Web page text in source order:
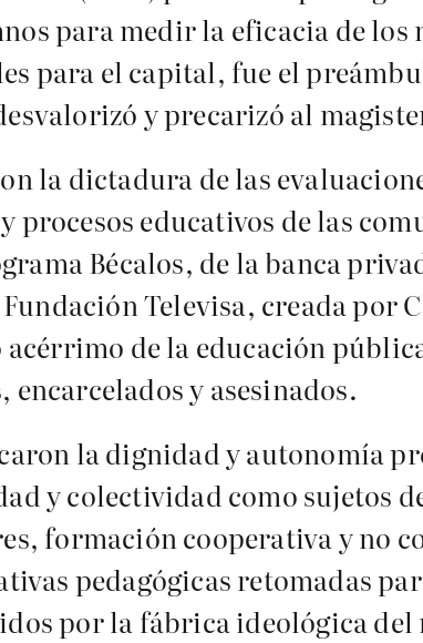
para medir la eficacia de los
para el capital, fue el
y precarizó al
la dictadura de las
educativos de las
Bécalos, de la banca
Televisa, creada por
de la educación
y asesinados.
la dignidad y autonomía
y colectividad como sujetos
formación cooperativa y no
pedagógicas retomadas
por la fábrica ideológica del